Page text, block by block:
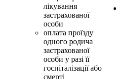
лікування
застрахованої
особи
оплата проїзду
одного родича
застрахованої
особи у разі її
госпіталізації або
смерті